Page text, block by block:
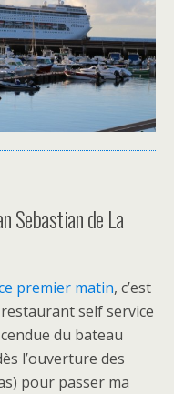
Sebastian de La
premier matin, c’est
self service
du bateau
l’ouverture des
pour passer ma